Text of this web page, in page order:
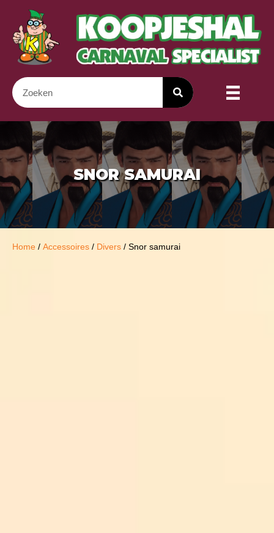
SNOR SAMURAI
Home / Accessoires / Divers / Snor samurai